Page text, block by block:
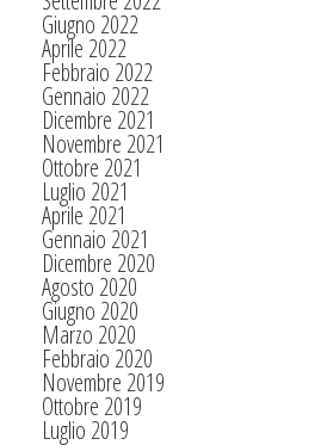
Giugno 2022
Aprile 2022
Febbraio 2022
Gennaio 2022
Dicembre 2021
Novembre 2021
Ottobre 2021
Luglio 2021
Aprile 2021
Gennaio 2021
Dicembre 2020
Agosto 2020
Giugno 2020
Marzo 2020
Febbraio 2020
Novembre 2019
Ottobre 2019
Luglio 2019